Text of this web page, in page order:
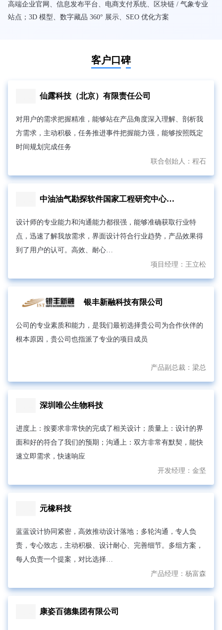
高端企业官网、信息发布平台、电商支付系统、区块链 / 气象专业
站点；3D 模型、数字藏品 360° 展示、SEO 优化方案
客户口碑
仙露科技（北京）有限责任公司
联合创始人： 程石
对用户的需求把握精准，能够站在产品角度深入理解、剖析我
方需求，主动积极，任务推进事件把握能力强，能够按照既定
时间规划完成任务
中油油气勘探软件国家工程研究中心…
项目经理： 王立松
设计师的专业能力和沟通能力都很强，能够准确获取行业特
点，迅速了解我放需求，界面设计符合行业趋势，产品效果得
到了用户的认可。高效、耐心…
银丰新融科技有限公司
产品副总裁： 梁总
公司的专业素质和能力，是我们最初选择贵公司为合作伙伴的
根本原因，贵公司也指派了专业的项目成员
深圳唯公生物科技
开发经理： 金坚
进度上：按要求非常快的完成了相关设计；质量上：设计的界
面和好的符合了我们的预期；沟通上：双方非常有默契，能快
速立即需求，快速响应
产品经理： 杨富森
蓝蓝设计协同紧密，高效推动设计落地；多轮沟通，专人负
责，专心致志，主动积极、设计耐心、完善细节。多组方案，
每人负责一个提案，对比选择…
康姿百德集团有限公司